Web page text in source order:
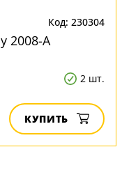
Код: 230304
2008-A
2 шт.
КУПИТЬ